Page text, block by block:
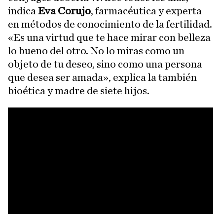
indica Eva Corujo, farmacéutica y experta
en métodos de conocimiento de la fertilidad.
«Es una virtud que te hace mirar con belleza
lo bueno del otro. No lo miras como un
objeto de tu deseo, sino como una persona
que desea ser amada», explica la también
bioética y madre de siete hijos.